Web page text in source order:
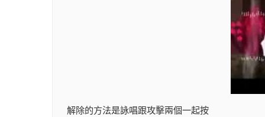
解除的方法是詠唱跟攻擊兩個一起按